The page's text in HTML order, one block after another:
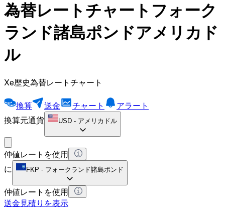
為替レートチャートフォーク
ランド諸島ポンドアメリカド
ル
Xe歴史為替レートチャート
換算 送金 チャート
アラート
換算元通貨
USD - アメリカドル
仲値レートを使用
に
FKP - フォークランド諸島ポンド
仲値レートを使用
送金見積りを表示